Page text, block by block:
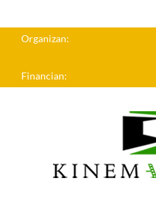
Organizan:
Financian: